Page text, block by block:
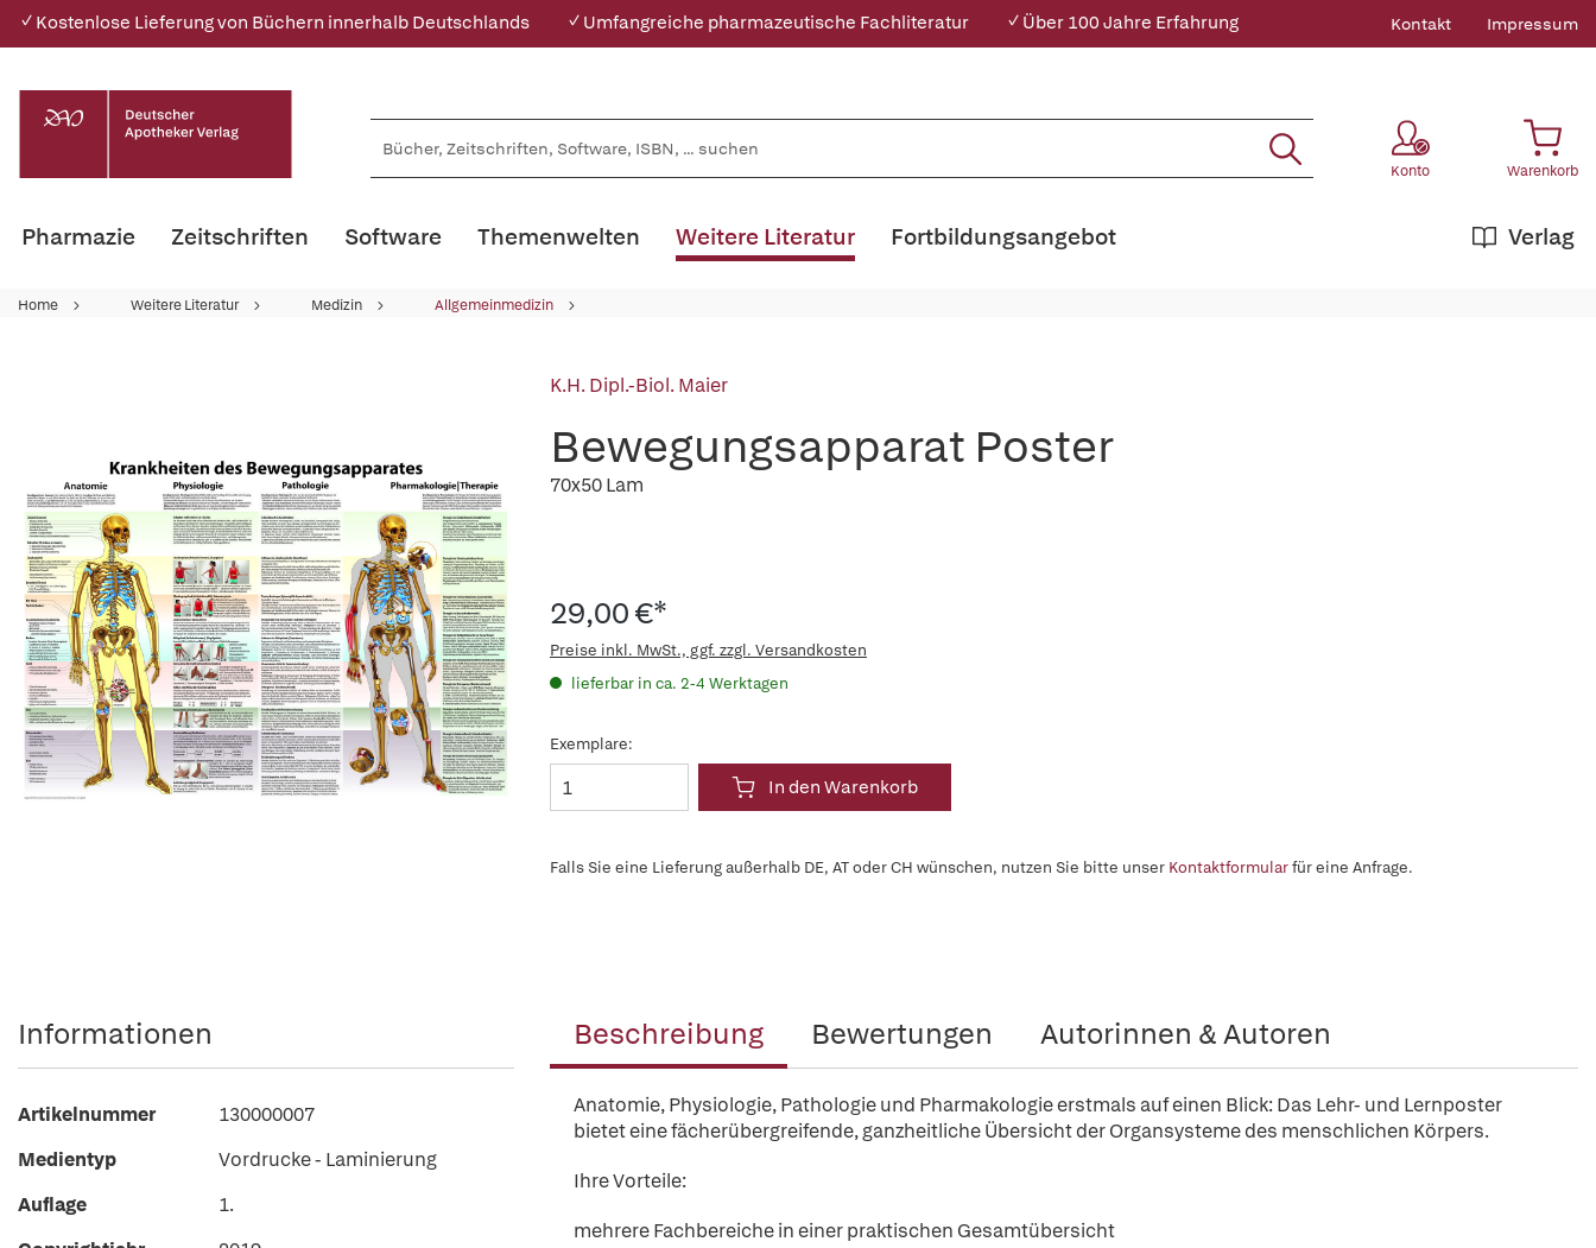
✓ Kostenlose Lieferung von Büchern innerhalb Deutschlands ✓ Umfangreiche pharmazeutische Fachliteratur ✓ Über 100 Jahre Erfahrung Kontakt Impressum
Konto Warenkorb
Pharmazie Zeitschriften Software Themenwelten Weitere Literatur Verlag
Fortbildungsangebot
Home Weitere Literatur Medizin Allgemeinmedizin
K.H. Dipl.-Biol. Maier
Bewegungsapparat Poster
70x50 Lam
29,00 €*
Preise inkl. MwSt., ggf. zzgl. Versandkosten
lieferbar in ca. 2-4 Werktagen
Exemplare:
In den Warenkorb
Falls Sie eine Lieferung außerhalb DE, AT oder CH wünschen, nutzen Sie bitte unser Kontaktformularfür eine Anfrage.
Beschreibung Bewertungen Autorinnen & Autoren
Anatomie, Physiologie, Pathologie und Pharmakologie erstmals auf einen Blick: Das Lehr- und Lernposter
bietet eine fächerübergreifende, ganzheitliche Übersicht der Organsysteme des menschlichen Körpers.
Ihre Vorteile:
mehrere Fachbereiche in einer praktischen Gesamtübersicht
Informationen
Artikelnummer
130000007
Medientyp
Vordrucke - Laminierung
Auflage
1.